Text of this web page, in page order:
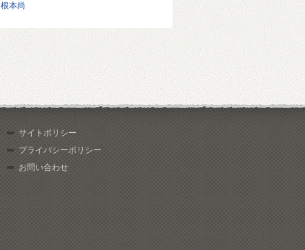
根本尚
サイトポリシー
プライバシーポリシー
お問い合わせ